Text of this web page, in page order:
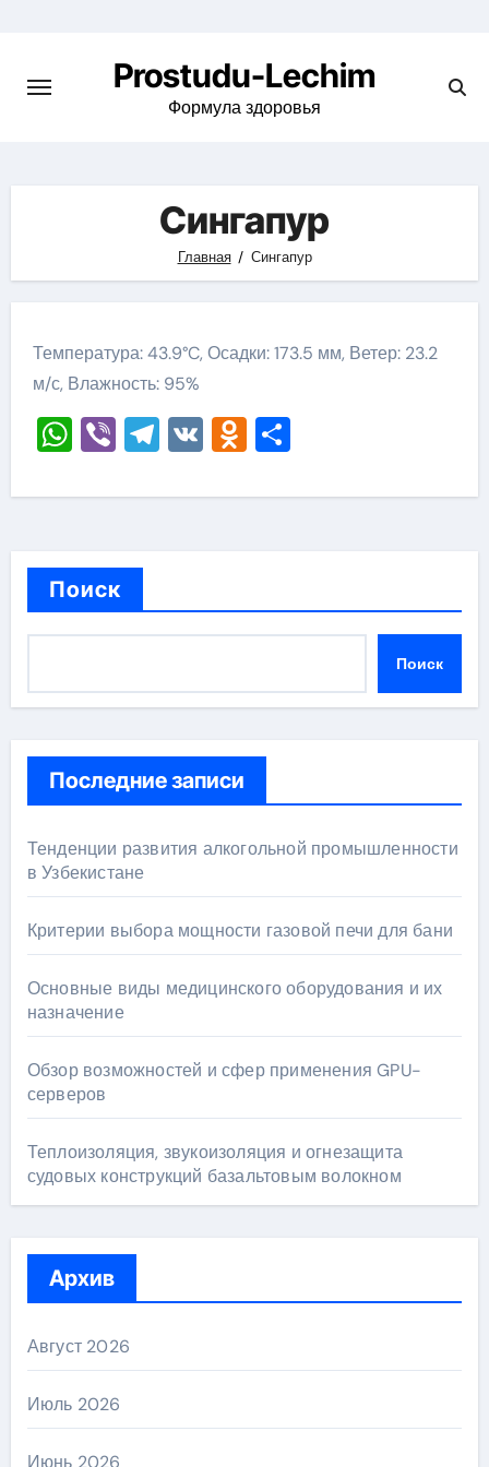
содержимому
Prostudu-Lechim
Формула здоровья
Сингапур
Главная Сингапур
Температура: 43.9°C, Осадки: 173.5 мм, Ветер: 23.2
м/с, Влажность: 95%
WhatsApp
ViberTelegram
VKOdnoklassniki
Отправить
Поиск
Поиск
Последние записи
Тенденции развития алкогольной промышленности
в Узбекистане
Критерии выбора мощности газовой печи для бани
Основные виды медицинского оборудования и их
назначение
Обзор возможностей и сфер применения GPU-
серверов
Теплоизоляция, звукоизоляция и огнезащита
судовых конструкций базальтовым волокном
Архив
Август 2026
Июль 2026
Июнь 2026